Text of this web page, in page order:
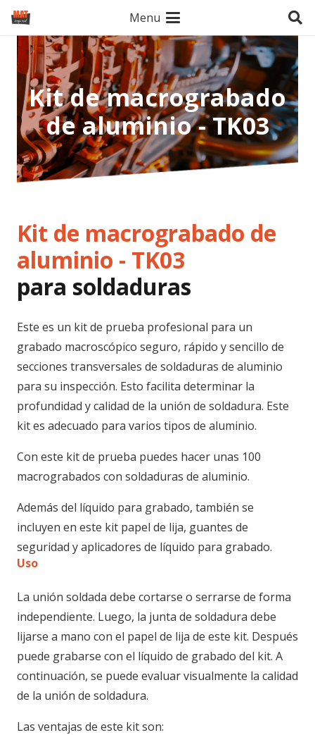
Menu
Kit de macrograbado
de aluminio - TK03
Kit de macrograbado de
aluminio - TK03
para soldaduras
Este es un kit de prueba profesional para un
grabado macroscópico seguro, rápido y sencillo de
secciones transversales de soldaduras de aluminio
para su inspección. Esto facilita determinar la
profundidad y calidad de la unión de soldadura. Este
kit es adecuado para varios tipos de aluminio.
Con este kit de prueba puedes hacer unas 100
macrograbados con soldaduras de aluminio.
Además del líquido para grabado, también se
incluyen en este kit papel de lija, guantes de
seguridad y aplicadores de líquido para grabado.
Uso
La unión soldada debe cortarse o serrarse de forma
independiente. Luego, la junta de soldadura debe
lijarse a mano con el papel de lija de este kit. Después
puede grabarse con el líquido de grabado del kit. A
continuación, se puede evaluar visualmente la calidad
de la unión de soldadura.
Las ventajas de este kit son: